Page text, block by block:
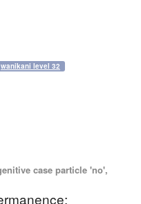
wanikani level 32
case particle 'no',